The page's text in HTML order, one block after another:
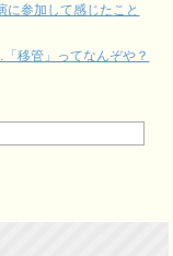
参加して感じたこと
移管」ってなんぞや？